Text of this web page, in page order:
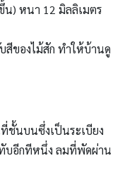
น) หนา 12 มิลลิเมตร
สีของไม้สัก ทำให้บ้านดู
ชั้นบนซึ่งเป็นระเบียง
บอีกทีหนึ่ง ลมที่พัดผ่าน